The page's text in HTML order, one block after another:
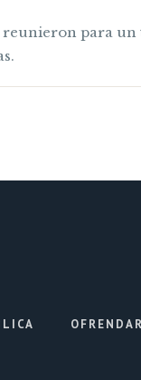
reunieron para
OFRENDAR